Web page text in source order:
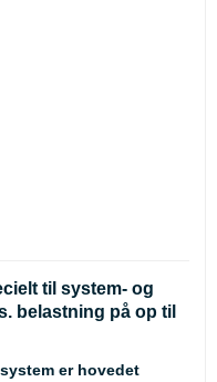
til system- og
belastning på op til
er hovedet